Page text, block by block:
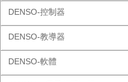
DENSO-控制器
DENSO-教導器
DENSO-軟體